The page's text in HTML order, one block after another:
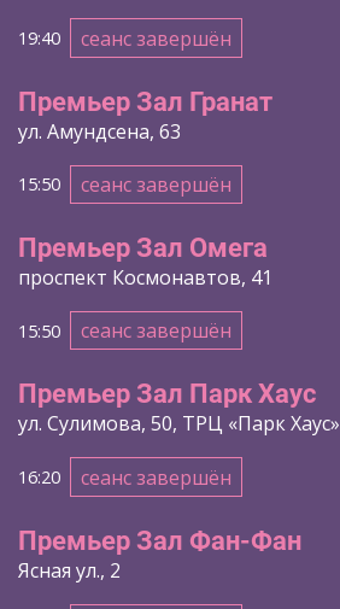
19:40 сеанс завершён
Премьер Зал Гранат
ул. Амундсена, 63
15:50 сеанс завершён
Премьер Зал Омега
проспект Космонавтов, 41
15:50 сеанс завершён
Премьер Зал Парк Хаус
ул. Сулимова, 50, ТРЦ «Парк Хаус»
16:20 сеанс завершён
Премьер Зал Фан-Фан
Ясная ул., 2